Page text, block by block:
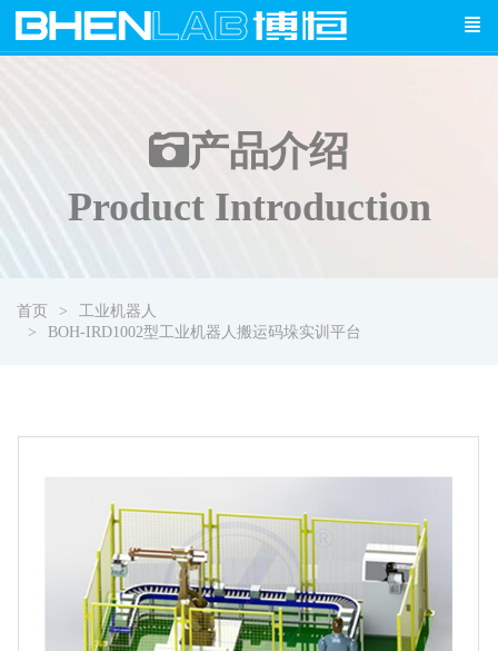
产品介绍
Product Introduction
首页
工业机器人
BOH-IRD1002型工业机器人搬运码垛实训平台